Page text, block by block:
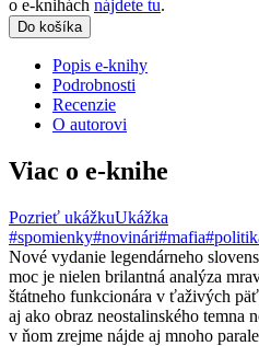
o e-knihách nájdete tu.
Do košíka
Popis e-knihy
Podrobnosti
Recenzie
O autorovi
Viac o e-knihe
Pozrieť ukážkuUkážka
#spomienky#novinári#mafia
Nové vydanie legendárneho
moc je nielen brilantná analýza
štátneho funkcionára v ťaživých
aj ako obraz neostalinského temna
v ňom zrejme nájde aj mnoho